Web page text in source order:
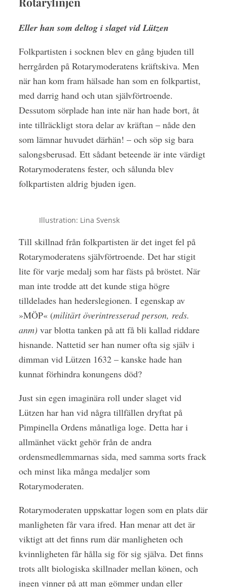
Eller han som deltog i slaget vid Lützen
Folkpartisten i socknen blev en gång bjuden till
herrgården på Rotarymoderatens kräftskiva. Men
när han kom fram hälsade han som en folkpartist,
med darrig hand och utan självförtroende.
Dessutom sörplade han inte när han hade bort, åt
inte tillräckligt stora delar av kräftan – nåde den
som lämnar huvudet därhän! – och söp sig bara
salongsberusad. Ett sådant beteende är inte värdigt
Rotarymoderatens fester, och sålunda blev
folkpartisten aldrig bjuden igen.
Illustration: Lina Svensk
Till skillnad från folkpartisten är det inget fel på
Rotarymoderatens självförtroende. Det har stigit
lite för varje medalj som har fästs på bröstet. När
man inte trodde att det kunde stiga högre
tilldelades han hederslegionen. I egenskap av
»MÖP« (militärt överintresserad person, reds.
anm)var blotta tanken på att få bli kallad riddare
hisnande. Nattetid ser han numer ofta sig själv i
dimman vid Lützen 1632 – kanske hade han
kunnat förhindra konungens död?
Just sin egen imaginära roll under slaget vid
Lützen har han vid några tillfällen dryftat på
Pimpinella Ordens månatliga loge. Detta har i
allmänhet väckt gehör från de andra
ordensmedlemmarnas sida, med samma sorts frack
och minst lika många medaljer som
Rotarymoderaten.
Rotarymoderaten uppskattar logen som en plats där
manligheten får vara ifred. Han menar att det är
viktigt att det finns rum där manligheten och
kvinnligheten får hålla sig för sig själva. Det finns
trots allt biologiska skillnader mellan könen, och
ingen vinner på att man gömmer undan eller